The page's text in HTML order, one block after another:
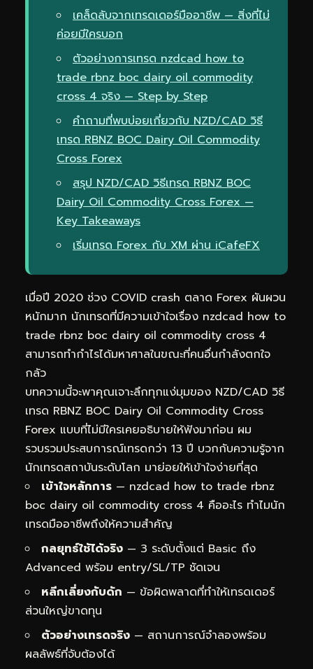
เคล็ดลับจากเทรดเดอร์มืออาชีพ — สิ่งที่ไม่
ค่อยมีใครบอก
ตัวอย่างการเทรด nzdcad how to
trade rbnz boc dairy oil commodity
cross 4 จริง — Step by Step
คำถามที่พบบ่อยเกี่ยวกับ NZD/CAD วิธี
เทรด RBNZ BOC Dairy Oil Commodity
Cross Forex
สรุป NZD/CAD วิธีเทรด RBNZ BOC
Dairy Oil Commodity Cross Forex —
Key Takeaways
เริ่มเทรด Forex กับ XM ผ่าน iCafeFX
เมื่อปี 2020 ช่วง COVID crash ตลาด Forex ผันผวน
หนักมาก นักเทรดที่มีความเข้าใจเรื่อง nzdcad how to
trade rbnz boc dairy oil commodity cross 4
สามารถทำกำไรได้มหาศาลในขณะที่คนอื่นกำลังตกใจ
กลัว
บทความนี้จะพาคุณเจาะลึกทุกแง่มุมของ NZD/CAD วิธี
เทรด RBNZ BOC Dairy Oil Commodity Cross
Forex แบบที่ไม่มีใครเคยอธิบายให้ฟังมาก่อน ผม
รวบรวมประสบการณ์เทรดกว่า 13 ปี บวกกับความรู้จาก
นักเทรดสถาบันระดับโลก มาย่อยให้เข้าใจง่ายที่สุด
เข้าใจหลักการ — nzdcad how to trade rbnz
boc dairy oil commodity cross 4 คืออะไร ทำไมนัก
เทรดมืออาชีพถึงให้ความสำคัญ
กลยุทธ์ใช้ได้จริง — 3 ระดับตั้งแต่ Basic ถึง
Advanced พร้อม entry/SL/TP ชัดเจน
หลีกเลี่ยงกับดัก — ข้อผิดพลาดที่ทำให้เทรดเดอร์
ส่วนใหญ่ขาดทุน
ตัวอย่างเทรดจริง — สถานการณ์จำลองพร้อม
ผลลัพธ์ที่จับต้องได้